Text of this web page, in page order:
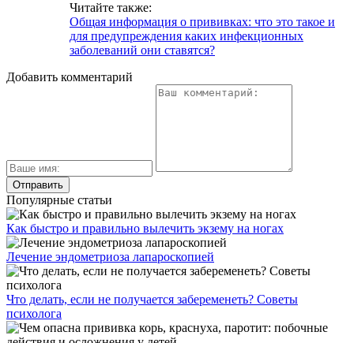
Читайте также:
Общая информация о прививках: что это такое и
для предупреждения каких инфекционных
заболеваний они ставятся?
Добавить комментарий
Популярные статьи
Как быстро и правильно вылечить экзему на ногах
Лечение эндометриоза лапароскопией
Что делать, если не получается забеременеть? Советы
психолога